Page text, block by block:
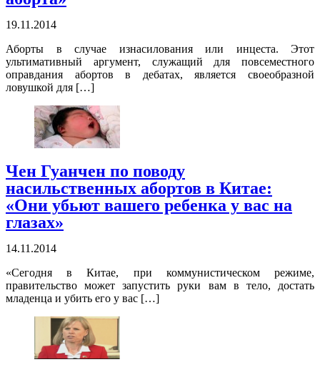
19.11.2014
Аборты в случае изнасилования или инцеста. Этот
ультимативный аргумент, служащий для повсеместного
оправдания абортов в дебатах, является своеобразной
ловушкой для […]
Чен Гуанчен по поводу
насильственных абортов в Китае:
«Они убьют вашего ребенка у вас на
глазах»
14.11.2014
«Сегодня в Китае, при коммунистическом режиме,
правительство может запустить руки вам в тело, достать
младенца и убить его у вас […]